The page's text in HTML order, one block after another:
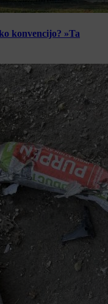
konvencijo? »Ta